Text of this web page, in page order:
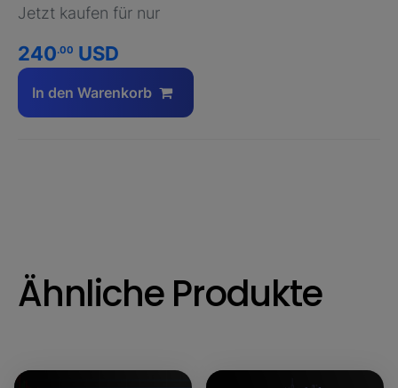
Jetzt kaufen für nur
240.00 USD
In den Warenkorb
Ähnliche Produkte